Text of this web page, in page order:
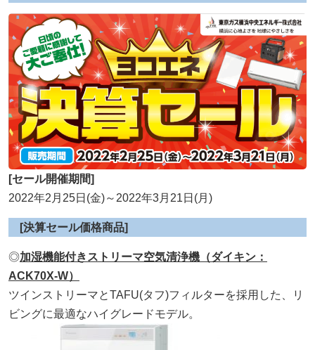
お問い合わせ
[セール開催期間]
2022年2月25日(金)～2022年3月21日(月)
[決算セール価格商品]
◎加湿機能付きストリーマ空気清浄機（ダイキン：
ACK70X-W）
ツインストリーマとTAFU(タフ)フィルターを採用した、リ
ビングに最適なハイグレードモデル。